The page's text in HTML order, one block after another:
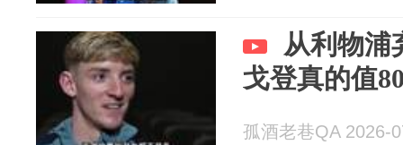
从利物浦
戈登真的值
孤酒老巷QA 2026-